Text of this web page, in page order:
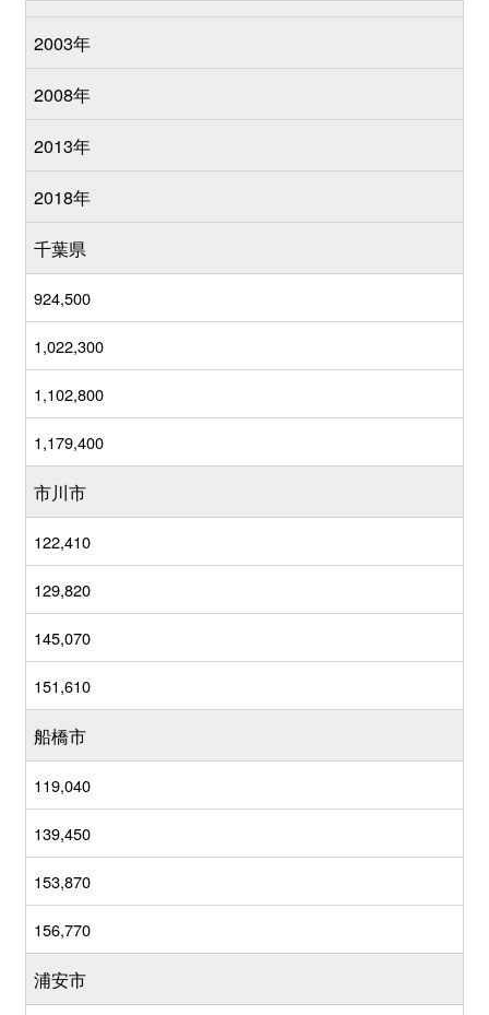
2003年
2008年
2013年
2018年
千葉県
924,500
1,022,300
1,102,800
1,179,400
市川市
122,410
129,820
145,070
151,610
船橋市
119,040
139,450
153,870
156,770
浦安市